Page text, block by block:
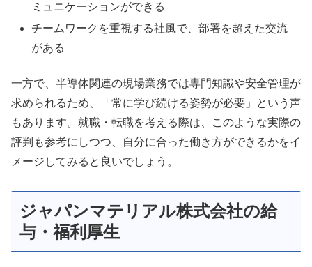
ミュニケーションができる
チームワークを重視する社風で、部署を超えた交流
がある
一方で、半導体関連の現場業務では専門知識や安全管理が
求められるため、「常に学び続ける姿勢が必要」という声
もあります。就職・転職を考える際は、このような実際の
評判も参考にしつつ、自分に合った働き方ができるかをイ
メージしてみると良いでしょう。
ジャパンマテリアル株式会社の給
与・福利厚生